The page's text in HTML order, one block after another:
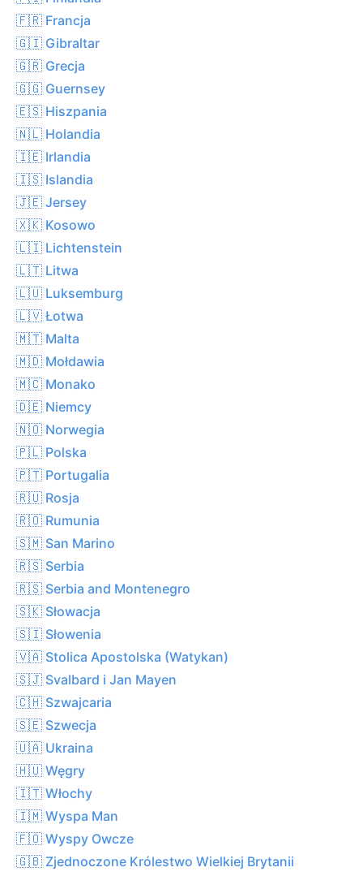
🇫🇷 Francja
🇬🇮 Gibraltar
🇬🇷 Grecja
🇬🇬 Guernsey
🇪🇸 Hiszpania
🇳🇱 Holandia
🇮🇪 Irlandia
🇮🇸 Islandia
🇯🇪 Jersey
🇽🇰 Kosowo
🇱🇮 Lichtenstein
🇱🇹 Litwa
🇱🇺 Luksemburg
🇱🇻 Łotwa
🇲🇹 Malta
🇲🇩 Mołdawia
🇲🇨 Monako
🇩🇪 Niemcy
🇳🇴 Norwegia
🇵🇱 Polska
🇵🇹 Portugalia
🇷🇺 Rosja
🇷🇴 Rumunia
🇸🇲 San Marino
🇷🇸 Serbia
🇷🇸 Serbia and Montenegro
🇸🇰 Słowacja
🇸🇮 Słowenia
🇻🇦 Stolica Apostolska (Watykan)
🇸🇯 Svalbard i Jan Mayen
🇨🇭 Szwajcaria
🇸🇪 Szwecja
🇺🇦 Ukraina
🇭🇺 Węgry
🇮🇹 Włochy
🇮🇲 Wyspa Man
🇫🇴 Wyspy Owcze
🇬🇧 Zjednoczone Królestwo Wielkiej Brytanii